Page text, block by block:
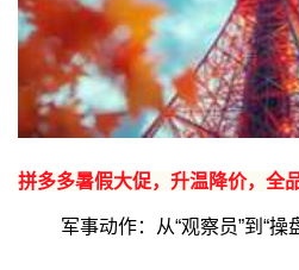
拼多多暑假大促，升温降价，全
军事动作：从“观察员”到“操